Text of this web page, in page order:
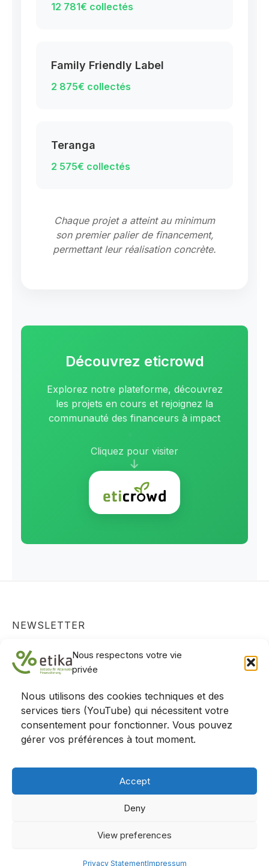
Nous respectons votre vie
privée
Nous utilisons des cookies techniques et des
services tiers (YouTube) qui nécessitent votre
consentement pour fonctionner. Vous pouvez
gérer vos préférences à tout moment.
Accept
Deny
View preferences
Privacy StatementImpressum
12 781€ collectés
Family Friendly Label
2 875€ collectés
Teranga
2 575€ collectés
Chaque projet a atteint au minimum
son premier palier de financement,
permettant leur réalisation concrète.
Découvrez eticrowd
Explorez notre plateforme, découvrez
les projets en cours et rejoignez la
communauté des financeurs à impact
Cliquez pour visiter
NEWSLETTER
S'abonner